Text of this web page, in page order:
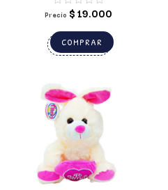
Precio $19.000
COMPRAR